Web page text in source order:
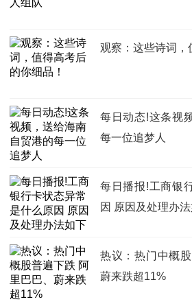
观察：这些诗词，
每日动态!这条视
每一位追梦人
每日播报!工商银
因 原因及处理办
热议：热门中概
蔚来跌超11%